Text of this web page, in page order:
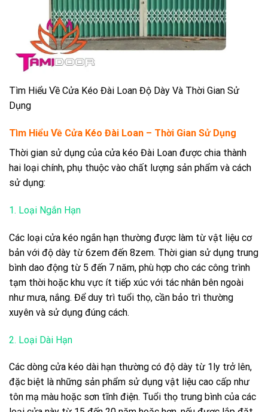
Tìm Hiểu Về Cửa Kéo Đài Loan Độ Dày Và Thời Gian Sử
Dụng
Tìm Hiểu Về Cửa Kéo Đài Loan – Thời Gian Sử Dụng
Thời gian sử dụng của cửa kéo Đài Loan được chia thành
hai loại chính, phụ thuộc vào chất lượng sản phẩm và cách
sử dụng:
1. Loại Ngắn Hạn
Các loại cửa kéo ngắn hạn thường được làm từ vật liệu cơ
bản với độ dày từ 6zem đến 8zem. Thời gian sử dụng trung
bình dao động từ 5 đến 7 năm, phù hợp cho các công trình
tạm thời hoặc khu vực ít tiếp xúc với tác nhân bên ngoài
như mưa, nắng. Để duy trì tuổi thọ, cần bảo trì thường
xuyên và sử dụng đúng cách.
2. Loại Dài Hạn
Các dòng cửa kéo dài hạn thường có độ dày từ 1ly trở lên,
đặc biệt là những sản phẩm sử dụng vật liệu cao cấp như
tôn mạ màu hoặc sơn tĩnh điện. Tuổi thọ trung bình của các